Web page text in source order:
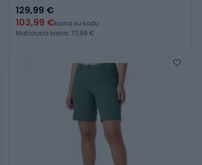
EAWP05W19M
129,99 €
103,99 €kaina su kodu
Mažiausia kaina: 77,99 €